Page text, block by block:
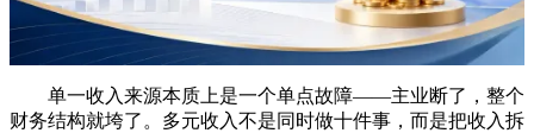
单一收入来源本质上是一个单点故障——主业断了，整个
财务结构就垮了。多元收入不是同时做十件事，而是把收入拆